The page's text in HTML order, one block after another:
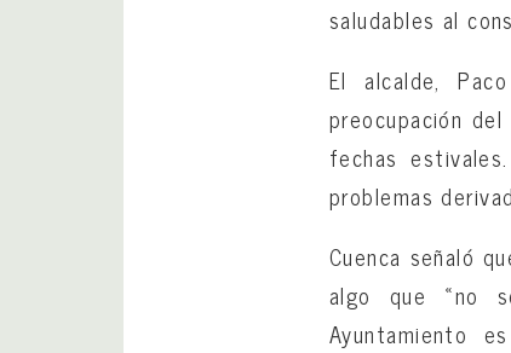
saludables al
El alcalde,
preocupación
fechas
problemas
Cuenca señaló
algo que «no
Ayuntamiento